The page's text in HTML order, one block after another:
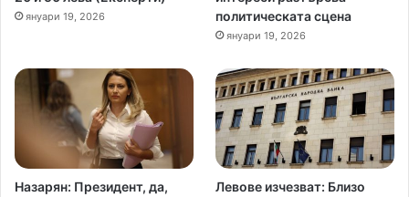
януари 19, 2026
политическата сцена
януари 19, 2026
Назарян: Президент, да,
Левове изчезват: Близо